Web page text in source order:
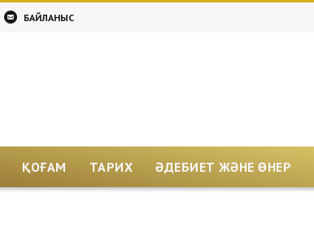
БАЙЛАНЫС
ҚОҒАМ ТАРИХ ӘДЕБИЕТ ЖӘНЕ ӨНЕР